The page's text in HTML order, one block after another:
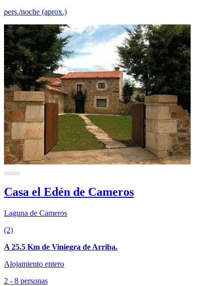
pers./noche (aprox.)
Casa el Edén de Cameros
Laguna de Cameros
(2)
A 25.5 Km de Viniegra de Arriba.
Alojamiento entero
2 - 8 personas